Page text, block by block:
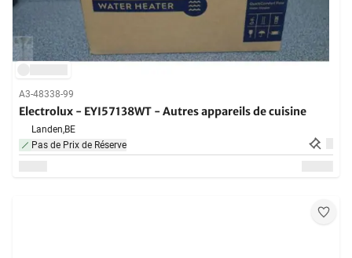
A3-48338-99
Electrolux - EYI57138WT - Autres appareils de cuisine
Landen,BE
Pas de Prix de Réserve